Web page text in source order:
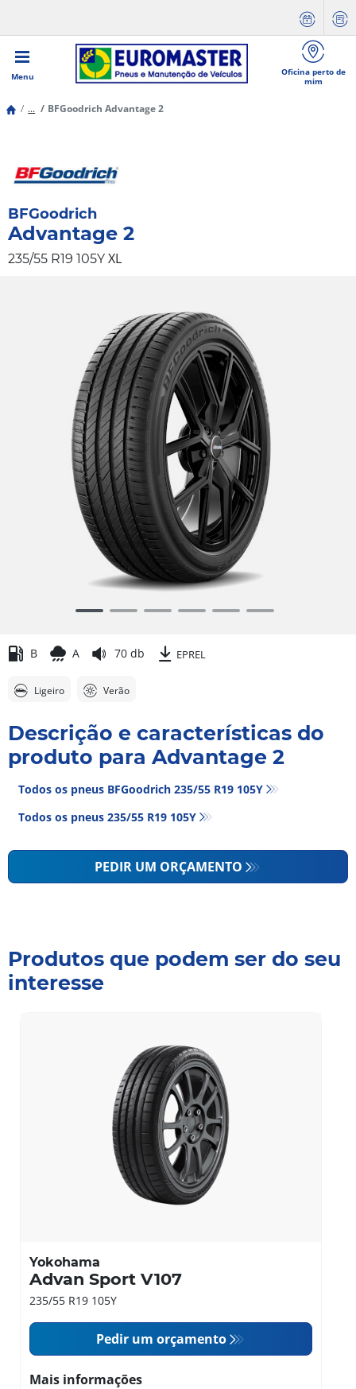
Menu
Oficina perto de
mim
... BFGoodrich Advantage 2
BFGoodrich
Advantage 2
235/55 R19 105Y XL
6B A 70 db EPREL
Ligeiro Verão
Descrição e características do
produto para Advantage 2
Todos os pneus BFGoodrich 235/55 R19 105Y
Todos os pneus‎ 235/55 R19 105Y
PEDIR UM ORÇAMENTO
Produtos que podem ser do seu
interesse
Yokohama
Advan Sport V107
235/55 R19 105Y
Pedir um orçamento
Mais informações